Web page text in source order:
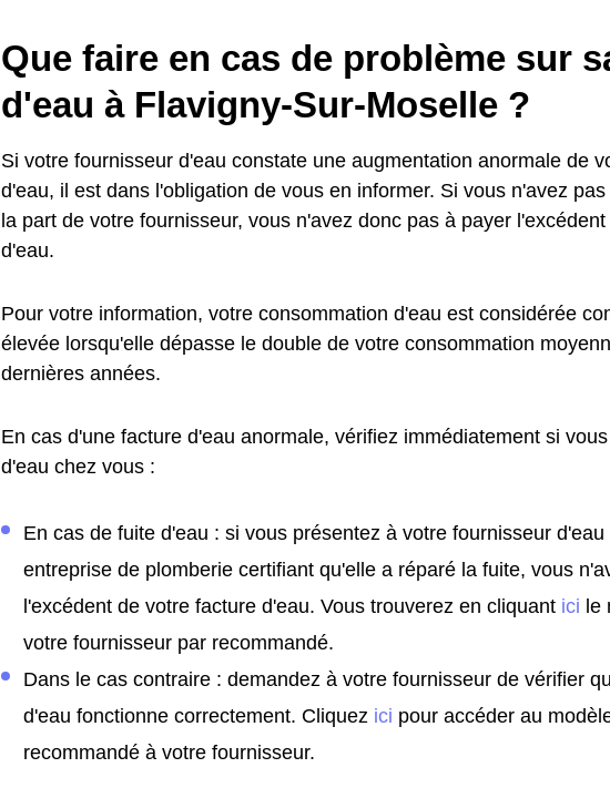
Que faire en cas de problème sur
d'eau à Flavigny-Sur-Moselle ?
Si votre fournisseur d'eau constate une augmentation anormale de
d'eau, il est dans l'obligation de vous en informer. Si vous n'avez
la part de votre fournisseur, vous n'avez donc pas à payer
d'eau.
Pour votre information, votre consommation d'eau est considérée
élevée lorsqu'elle dépasse le double de votre consommation
dernières années.
En cas d'une facture d'eau anormale, vérifiez immédiatement si
d'eau chez vous :
En cas de fuite d'eau : si vous présentez à votre fournisseur
entreprise de plomberie certifiant qu'elle a réparé la fuite, vous
l'excédent de votre facture d'eau. Vous trouverez en cliquant ici le
votre fournisseur par recommandé.
Dans le cas contraire : demandez à votre fournisseur de vérifier
d'eau fonctionne correctement. Cliquez ici pour accéder au
recommandé à votre fournisseur.